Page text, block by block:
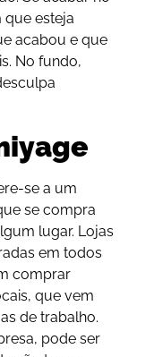
que esteja
acabou e que
No fundo,
se a um
se compra
lugar. Lojas
em todos
comprar
que vem
de trabalho.
pode ser